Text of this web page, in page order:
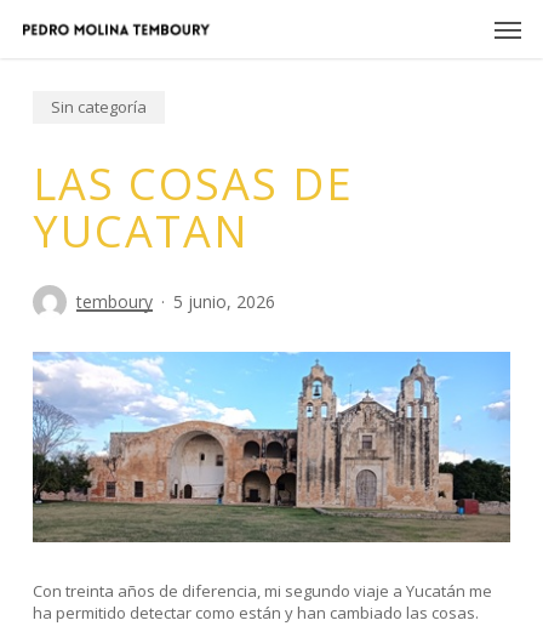
Sin categoría
LAS COSAS DE
YUCATAN
temboury 5 junio, 2026
Con treinta años de diferencia, mi segundo viaje a Yucatán me
ha permitido detectar como están y han cambiado las cosas.